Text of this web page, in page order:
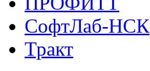
СофтЛаб-НСК
Тракт